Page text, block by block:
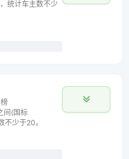
统计车主数不少
间(国标
少于20。